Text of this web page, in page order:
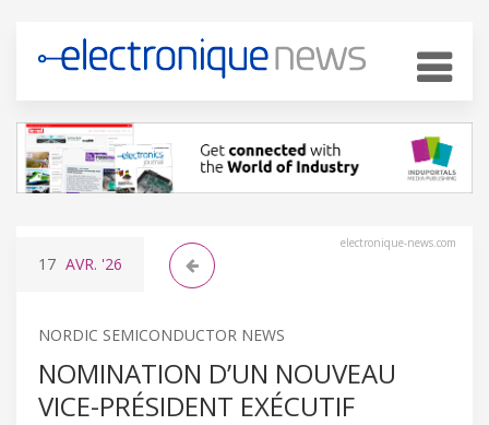
electronique-news.com
17 AVR. '26
NORDIC SEMICONDUCTOR NEWS
NOMINATION D’UN NOUVEAU
VICE-PRÉSIDENT EXÉCUTIF